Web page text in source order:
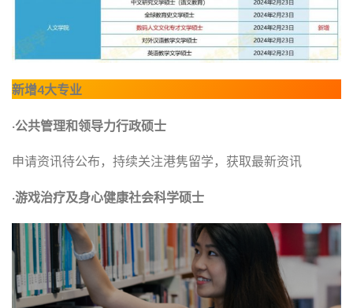
新增4大专业
·公共管理和领导力行政硕士
申请资讯待公布，持续关注港隽留学，获取最新资讯
·游戏治疗及身心健康社会科学硕士